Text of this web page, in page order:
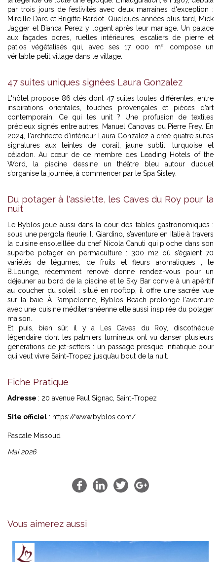
par trois jours de festivités avec deux marraines d'exception :
Mireille Darc et Brigitte Bardot. Quelques années plus tard, Mick
Jagger et Bianca Perez y logent après leur mariage. Un palace
aux façades ocres, ruelles intérieures, escaliers de pierre et
patios végétalisés qui, avec ses 17 000 m², compose un
véritable petit village dans le village.
47 suites uniques signées Laura Gonzalez
L'hôtel propose 86 clés dont 47 suites toutes différentes, entre
inspirations orientales, touches provençales et pièces d’art
contemporain. Ce qui les unit ? Une profusion de textiles
précieux signés entre autres, Manuel Canovas ou Pierre Frey. En
2024, l'architecte d'intérieur Laura Gonzalez a créé quatre suites
signatures aux teintes de corail, jaune subtil, turquoise et
céladon. Au cœur de ce membre des Leading Hotels of the
Word, la piscine dessine un théâtre bleu autour duquel
s’organise la journée, à commencer par le Spa Sisley.
Du potager à l'assiette, les Caves du Roy pour la
nuit
Le Byblos joue aussi dans la cour des tables gastronomiques :
sous une pergola fleurie, Il Giardino, s’aventure en Italie à travers
la cuisine ensoleillée du chef Nicola Canuti qui pioche dans son
superbe potager en permaculture : 300 m2 où s’égaient 70
variétés de légumes, de fruits et fleurs aromatiques ; le
B.Lounge, récemment rénové donne rendez-vous pour un
déjeuner au bord de la piscine et le Sky Bar convie à un apéritif
au coucher du soleil : situé en rooftop, il offre une sacrée vue
sur la baie. À Pampelonne, Byblos Beach prolonge l'aventure
avec une cuisine méditerranéenne elle aussi inspirée du potager
maison.
Et puis, bien sûr, il y a Les Caves du Roy, discothèque
légendaire dont les palmiers lumineux ont vu danser plusieurs
générations de jet-setters : un passage presque initiatique pour
qui veut vivre Saint-Tropez jusqu’au bout de la nuit.
Fiche Pratique
Adresse : 20 avenue Paul Signac, Saint-Tropez
Site officiel : https://www.byblos.com/
Pascale Missoud
Mai 2026
Vous aimerez aussi